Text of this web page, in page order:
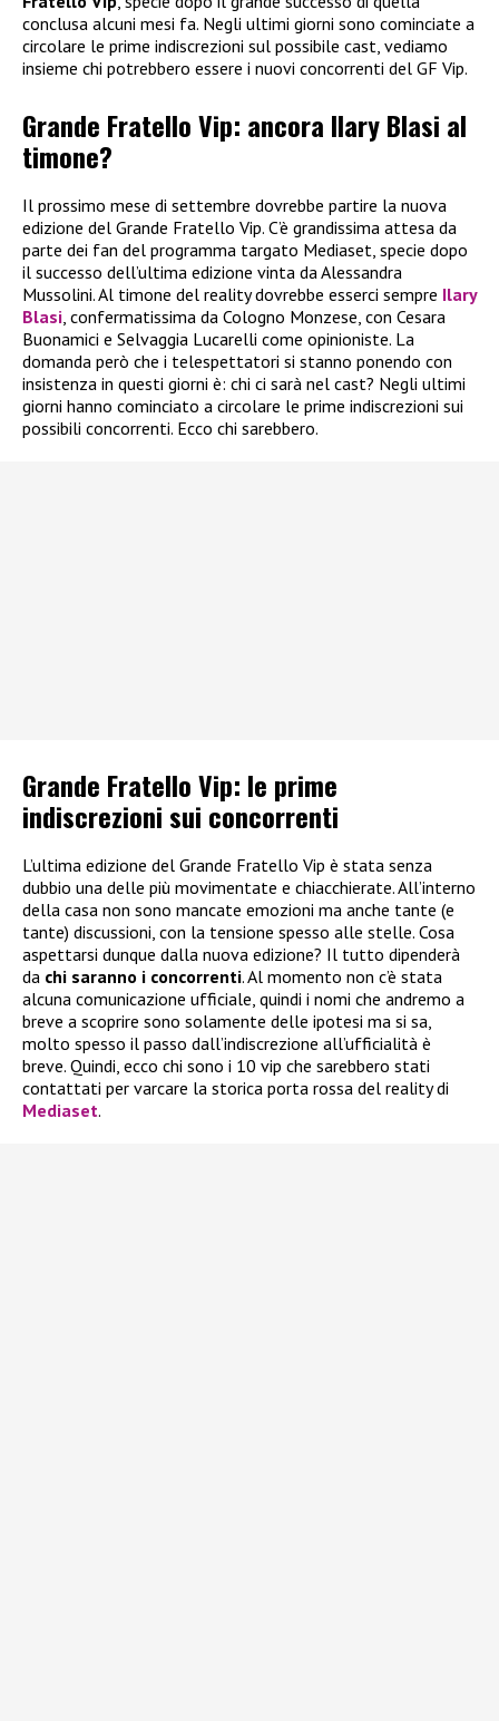
conclusa alcuni mesi fa. Negli ultimi giorni sono cominciate a
circolare le prime indiscrezioni sul possibile cast, vediamo
insieme chi potrebbero essere i nuovi concorrenti del GF Vip.
Grande Fratello Vip: ancora Ilary Blasi al
timone?
Il prossimo mese di settembre dovrebbe partire la nuova
edizione del Grande Fratello Vip. C’è grandissima attesa da
parte dei fan del programma targato Mediaset, specie dopo
il successo dell’ultima edizione vinta da Alessandra
Mussolini. Al timone del reality dovrebbe esserci sempre Ilary
Blasi , confermatissima da Cologno Monzese, con Cesara
Buonamici e Selvaggia Lucarelli come opinioniste. La
domanda però che i telespettatori si stanno ponendo con
insistenza in questi giorni è: chi ci sarà nel cast? Negli ultimi
giorni hanno cominciato a circolare le prime indiscrezioni sui
possibili concorrenti. Ecco chi sarebbero.
Grande Fratello Vip: le prime
indiscrezioni sui concorrenti
L’ultima edizione del Grande Fratello Vip è stata senza
dubbio una delle più movimentate e chiacchierate. All’interno
della casa non sono mancate emozioni ma anche tante (e
tante) discussioni, con la tensione spesso alle stelle. Cosa
aspettarsi dunque dalla nuova edizione? Il tutto dipenderà
da chi saranno i concorrenti. Al momento non c’è stata
alcuna comunicazione ufficiale, quindi i nomi che andremo a
breve a scoprire sono solamente delle ipotesi ma si sa,
molto spesso il passo dall’indiscrezione all’ufficialità è
breve. Quindi, ecco chi sono i 10 vip che sarebbero stati
contattati per varcare la storica porta rossa del reality di
Mediaset.